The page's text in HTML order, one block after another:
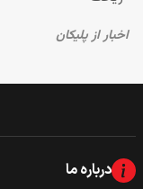
درباره ما